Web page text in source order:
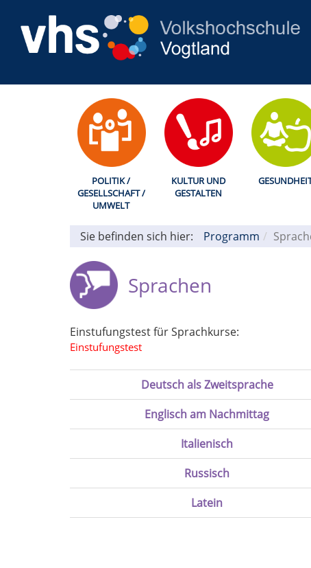
POLITIK /
GESELLSCHAFT /
UMWELT
KULTUR UND
GESTALTEN
Sie befinden sich hier: Programm
Sprachen
Einstufungstest für Sprachkurse:
Einstufungstest
Deutsch als Zweitsprache
Englisch am Nachmittag
Italienisch
Russisch
Latein